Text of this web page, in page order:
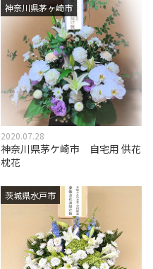
神奈川県茅ヶ崎市
2020.07.28
神奈川県茅ケ崎市 自宅用 供花
枕花
茨城県水戸市